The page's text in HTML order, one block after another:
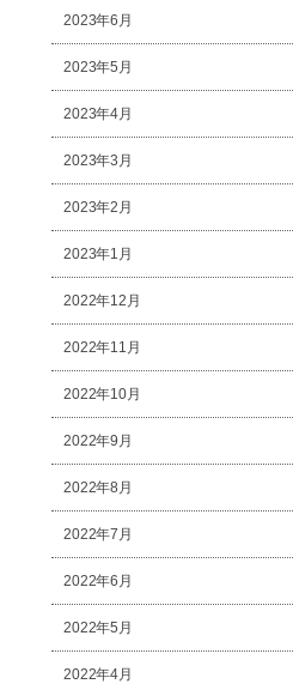
2023年6月
2023年5月
2023年4月
2023年3月
2023年2月
2023年1月
2022年12月
2022年11月
2022年10月
2022年9月
2022年8月
2022年7月
2022年6月
2022年5月
2022年4月